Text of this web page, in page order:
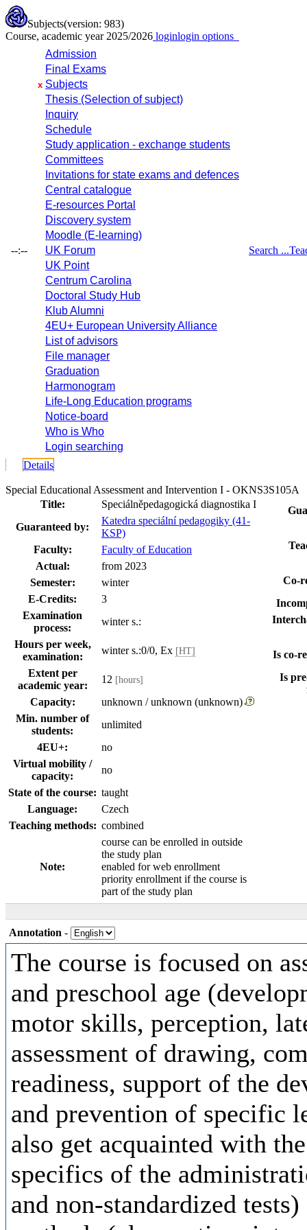
Subjects(version: 983)
Course, academic year 2025/2026 loginlogin options
--:--
Admission
Final Exams
x Subjects
Thesis (Selection of subject)
Inquiry
Schedule
Study application - exchange students
Committees
Invitations for state exams and defences
Central catalogue
E-resources Portal
Discovery system
Moodle (E-learning)
UK Forum
UK Point
Centrum Carolina
Doctoral Study Hub
Klub Alumni
4EU+ European University Alliance
List of advisors
File manager
Graduation
Harmonogram
Life-Long Education programs
Notice-board
Who is Who
Login searching
Search ...
Details
Special Educational Assessment and Intervention I - OKNS3S105A
Title:
Speciálněpedagogická diagnostika I
Guaranteed by:
Katedra speciální pedagogiky (41-
KSP)
Faculty:
Faculty of Education
Actual:
from 2023
Semester:
winter
E-Credits:
3
Examination
process:
winter s.:
Hours per week,
examination:
winter s.:0/0, Ex [HT]
Extent per
academic year:
12 [hours]
Capacity:
unknown / unknown (unknown)
Min. number of
students:
unlimited
4EU+:
no
Virtual mobility /
capacity:
no
State of the course: taught
Language:
Czech
Teaching methods: combined
Note:
course can be enrolled in outside
the study plan
enabled for web enrollment
priority enrollment if the course is
part of the study plan
Co-
Is co-
Is
Annotation -
The course is focused on
and preschool age
motor skills, perception,
assessment of drawing,
readiness, support of the
and prevention of specific
also get acquainted with
specifics of the
and non-standardized